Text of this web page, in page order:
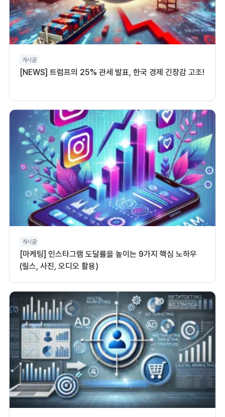
게시글
[NEWS] 트럼프의 25% 관세 발표, 한국 경제 긴장감 고조!
게시글
[마케팅] 인스타그램 도달률을 높이는 9가지 핵심 노하우
(릴스, 사진, 오디오 활용)